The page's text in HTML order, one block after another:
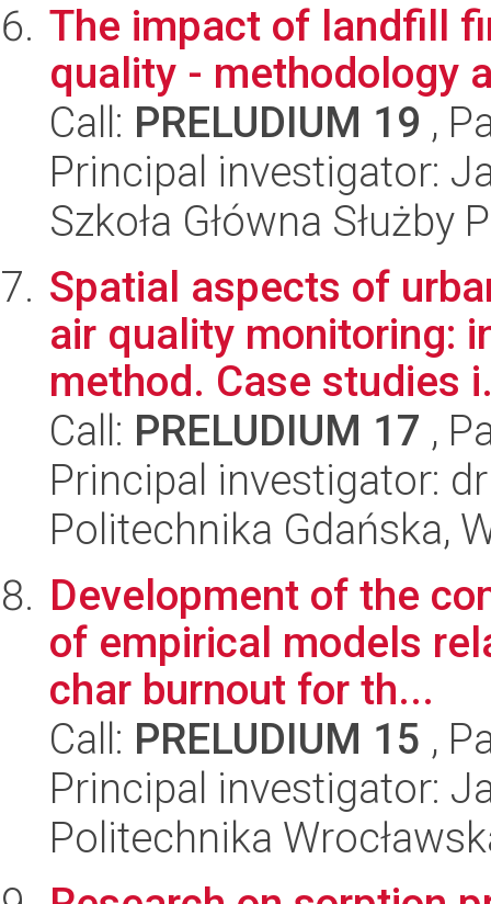
The impact of landfill
quality - methodology
Call: PRELUDIUM 19 ,
Principal investigator:
Szkoła Główna Służby
Spatial aspects of
air quality monitoring:
method. Case studies
Call: PRELUDIUM 17 ,
Principal investigator:
Politechnika Gdańska,
Development of the
of empirical models
char burnout for th...
Call: PRELUDIUM 15 ,
Principal investigator:
Politechnika